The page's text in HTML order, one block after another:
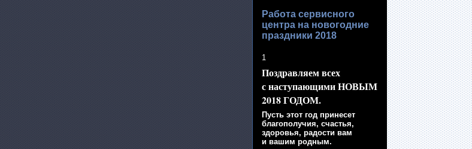
Работа сервисного
центра на новогодние
праздники 2018
1
Поздравляем всех
с наступающимиНОВЫМ
2018 ГОДОМ.
Пусть этот год принесет
благополучия, счастья,
здоровья, радости вам
и вашим родным.